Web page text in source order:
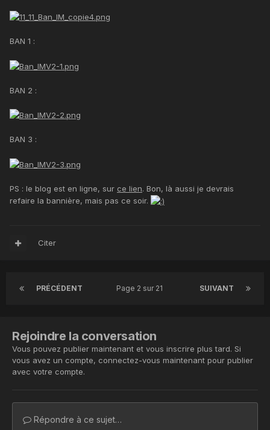
BAN 1 :
BAN 2 :
BAN 3 :
PS : le blog est en ligne, sur ce lien. Bon, là aussi je devrais
refaire la bannière, mais pas ce soir.
Citer
PRÉCÉDENT SUIVANT
Page 2 sur 21
Rejoindre la conversation
Vous pouvez publier maintenant et vous inscrire plus tard. Si
vous avez un compte, connectez-vous maintenant pour publier
avec votre compte.
Répondre à ce sujet…